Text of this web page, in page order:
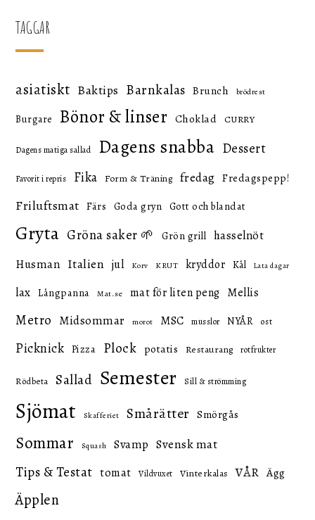
TAGGAR
asiatiskt Baktips Barnkalas Brunch brödrest
Burgare Bönor & linser Choklad CURRY
Dagens matiga sallad Dagens snabba Dessert
Favorit i repris Fika Form & Träning fredag Fredagspepp!
Friluftsmat Färs Goda gryn Gott och blandat
Gryta Gröna saker 🌱 Grön grill hasselnöt
Husman Italien jul Korv KRUT kryddor Kål Lata dagar
lax Långpanna Mat.se mat för liten peng Mellis
Metro Midsommar morot MSC musslor NYÅR ost
Picknick Pizza Plock potatis Restaurang rotfrukter
Rödbeta Sallad Semester Sill & strömming
Sjömat Skafferiet Smårätter Smörgås
Sommar Squash Svamp Svensk mat
Tips & Testat tomat Vildvuxet Vinterkalas VÅR Ägg
Äpplen